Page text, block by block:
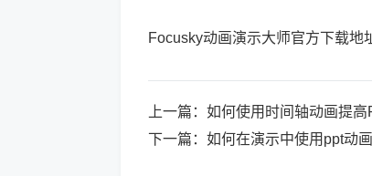
Focusky动画演示大师官方下载地
上一篇： 如何使用时间轴动画提
下一篇： 如何在演示中使用ppt动